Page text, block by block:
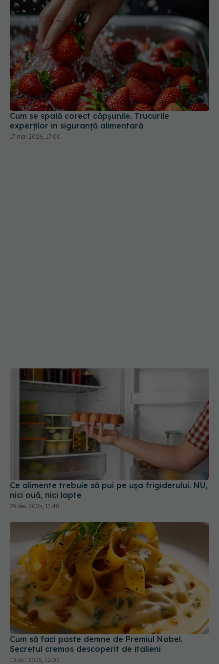
Cum se spală corect căpșunile. Trucurile
experților în siguranță alimentară
17 mai 2026, 17:00
Ce alimente trebuie să pui pe ușa frigiderului. NU,
nici ouă, nici lapte
29 dec 2025, 11:48
Cum să faci paste demne de Premiul Nobel.
Secretul cremos descoperit de italieni
10 oct 2025, 12:02